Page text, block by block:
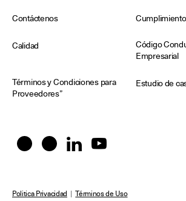
Contáctenos
Calidad
Código
Empresarial
Términos y Condiciones para
Proveedores”
Estudio de
Politica Privacidad |Términos de Uso